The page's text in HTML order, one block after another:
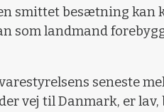
smittet besætning kan
som landmand
seneste
vej til Danmark, er